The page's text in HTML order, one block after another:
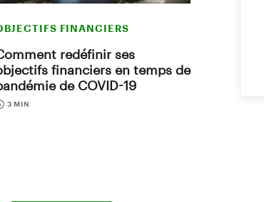
FINANCIERS
redéfinir ses
financiers en temps de
de COVID-19
3 MIN